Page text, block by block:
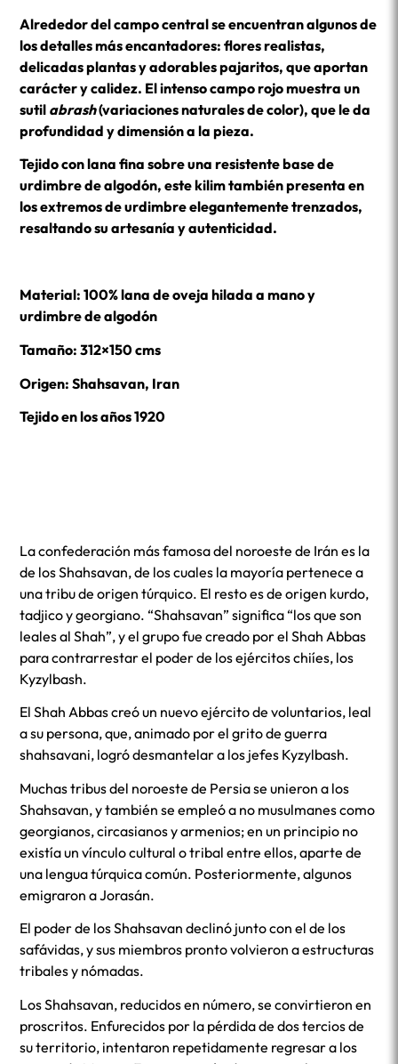
Alrededor del campo central se encuentran algunos de
los detalles más encantadores: flores realistas,
delicadas plantas y adorables pajaritos, que aportan
carácter y calidez. El intenso campo rojo muestra un
sutil abrash(variaciones naturales de color), que le da
profundidad y dimensión a la pieza.
Tejido con lana fina sobre una resistente base de
urdimbre de algodón, este kilim también presenta en
los extremos de urdimbre elegantemente trenzados,
resaltando su artesanía y autenticidad.
Material: 100% lana de oveja hilada a mano y
urdimbre de algodón
Tamaño: 312×150 cms
Origen: Shahsavan, Iran
Tejido en los años 1920
La confederación más famosa del noroeste de Irán es la
de los Shahsavan, de los cuales la mayoría pertenece a
una tribu de origen túrquico. El resto es de origen kurdo,
tadjico y georgiano. “Shahsavan” significa “los que son
leales al Shah”, y el grupo fue creado por el Shah Abbas
para contrarrestar el poder de los ejércitos chiíes, los
Kyzylbash.
El Shah Abbas creó un nuevo ejército de voluntarios, leal
a su persona, que, animado por el grito de guerra
shahsavani, logró desmantelar a los jefes Kyzylbash.
Muchas tribus del noroeste de Persia se unieron a los
Shahsavan, y también se empleó a no musulmanes como
georgianos, circasianos y armenios; en un principio no
existía un vínculo cultural o tribal entre ellos, aparte de
una lengua túrquica común. Posteriormente, algunos
emigraron a Jorasán.
El poder de los Shahsavan declinó junto con el de los
safávidas, y sus miembros pronto volvieron a estructuras
tribales y nómadas.
Los Shahsavan, reducidos en número, se convirtieron en
proscritos. Enfurecidos por la pérdida de dos tercios de
su territorio, intentaron repetidamente regresar a los